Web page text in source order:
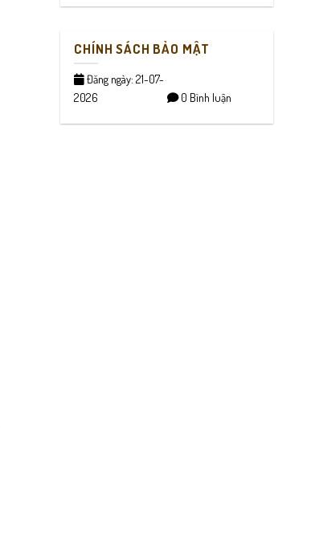
CHÍNH SÁCH BẢO MẬT
Đăng ngày: 21-07-
2026
0 Bình luận